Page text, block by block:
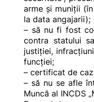
arme și muniții
la data angajarii);
– să nu fi fost
contra statului
justiției,
funcției;
– certificat de
– să nu se afle
Muncă al INCDS